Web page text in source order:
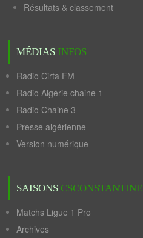
Résultats & classement
MÉDIAS INFOS
Radio Cirta FM
Radio Algérie chaine 1
Radio Chaine 3
Presse algérienne
Version numérique
SAISONS CSCONSTANTINE
Matchs Ligue 1 Pro
Archives